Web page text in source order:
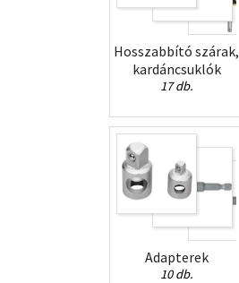
Hosszabbító szárak,
kardáncsuklók
17 db.
Adapterek
10 db.